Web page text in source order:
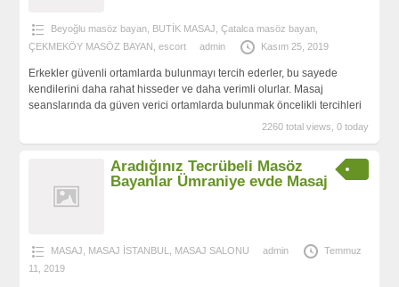
Beyoğlu masöz bayan, BUTİK MASAJ Çatalca masöz bayan,
ÇEKMEKÖY MASÖZ BAYAN
escort admin Kasım 25, 2019
Erkekler güvenli ortamlarda bulunmayı tercih ederler, bu sayede
kendilerini daha rahat hisseder ve daha verimli olurlar. Masaj
seanslarında da güven verici ortamlarda bulunmak öncelikli tercihleri
2260 total views, 0 today
Aradığınız Tecrübeli Masöz
Bayanlar Ümraniye evde Masaj
MASAJ MASAJ İSTANBUL MASAJ SALONU admin
Temmuz
11, 2019